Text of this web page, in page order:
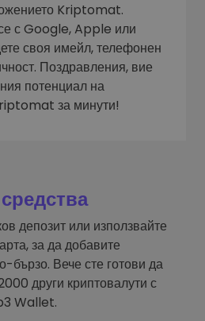
Kriptomat.
с Google, Apple или
своя имейл, телефонен
Поздравления, вие
потенциал на
за минути!
средства
депозит или използвайте
за да добавите
бързо. Вече сте готови да
други криптовалути с
Wallet.